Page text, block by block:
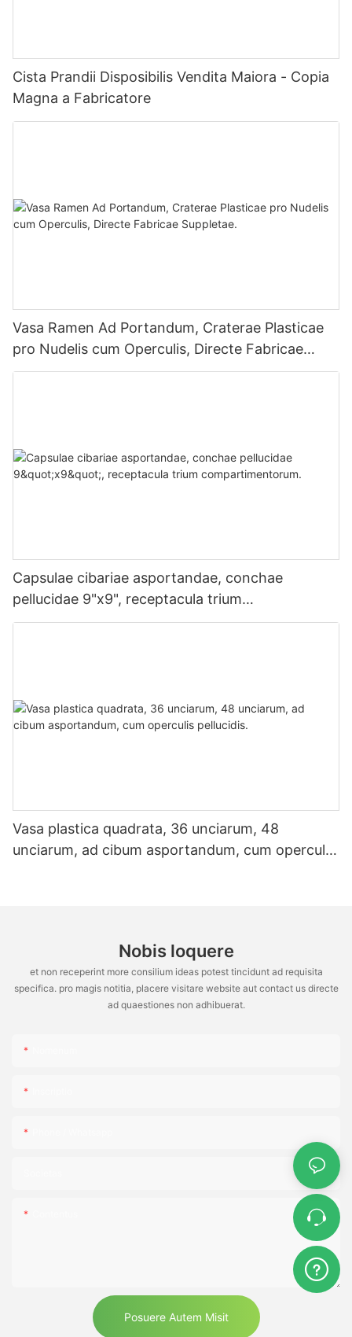
Cista Prandii Disposibilis Vendita Maiora - Copia
Magna a Fabricatore
Vasa Ramen Ad Portandum, Craterae Plasticae
pro Nudelis cum Operculis, Directe Fabricae
Suppletae.
Capsulae cibariae asportandae, conchae
pellucidae 9"x9", receptacula trium
compartimentorum.
Vasa plastica quadrata, 36 unciarum, 48
unciarum, ad cibum asportandum, cum operculis
Nobis loquere
et non receperint more consilium ideas potest tincidunt ad requisita
specifica. pro magis notitia, placere visitare website aut contact us directe
ad quaestiones non adhibuerat.
Posuere Autem Misit